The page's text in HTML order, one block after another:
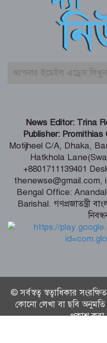
সুপ্রিম
সংখ্যালঘু
দেড় বছর
স্বরাষ্ট্রমন্ত্রী
বছরও
News Editor: Trina
Publisher: Promithias
Motijheel C/A, Dhaka,
Hatkhola
+8801711139401
Bengal Office:
Barishal. গণপ্রজাতন্ত্রী
© সর্বস্বত্ব স্বত্বাধিকার
কোনো লেখা বা ছবি
প্রকাশ